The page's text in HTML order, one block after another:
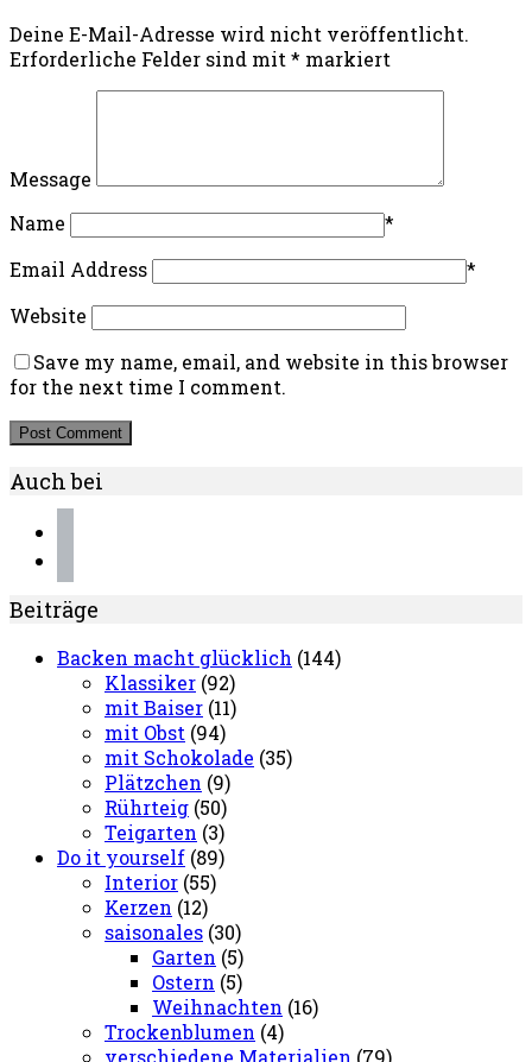
Deine E-Mail-Adresse wird nicht veröffentlicht.
Erforderliche Felder sind mit* markiert
Message
Name
*
Email Address
*
Website
Save my name, email, and website in this browser
for the next time I comment.
Auch bei
Beiträge
Backen macht glücklich (144)
Klassiker (92)
mit Baiser (11)
mit Obst (94)
mit Schokolade (35)
Plätzchen (9)
Rührteig (50)
Teigarten (3)
Do it yourself (89)
Interior (55)
Kerzen (12)
saisonales (30)
Garten (5)
Ostern (5)
Weihnachten (16)
Trockenblumen (4)